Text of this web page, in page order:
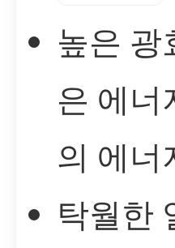
높은 광
은 에너
의 에너
탁월한